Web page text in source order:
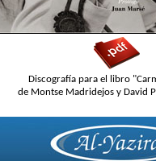
Discografía para el libro
de Montse Madridejos y David